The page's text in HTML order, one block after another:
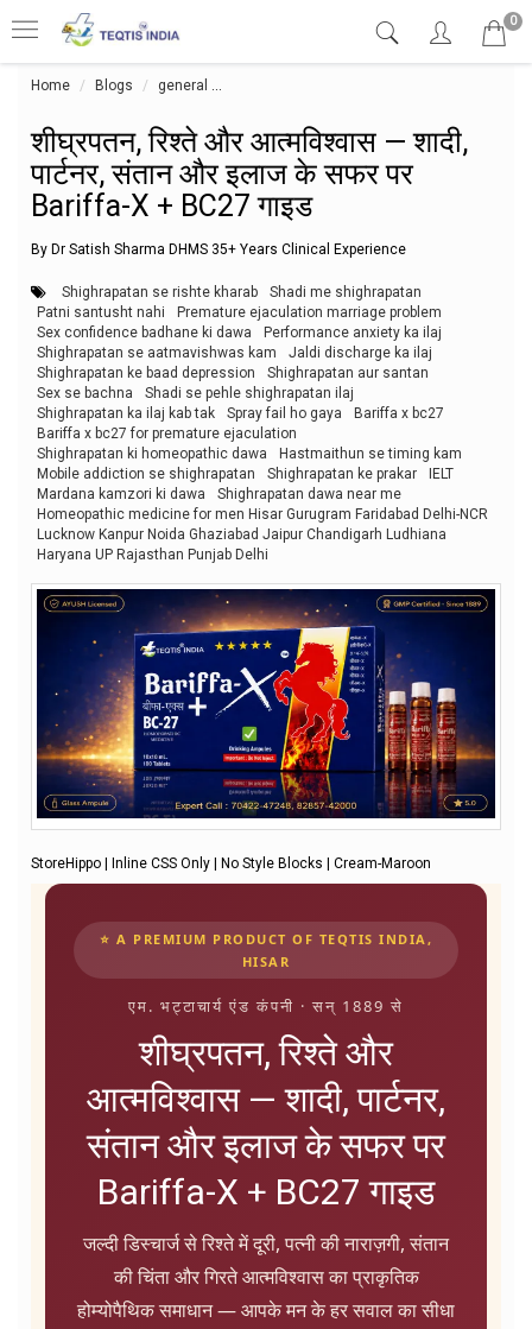
0
Home Blogs general
शीघ्रपतन, रिश्ते और आत्मविश्वास — शादी,
पार्टनर, संतान और इलाज के सफर पर
Bariffa-X + BC27 गाइड
By Dr Satish Sharma DHMS 35+ Years Clinical Experience
Shighrapatan se rishte kharab
Shadi me shighrapatan
Patni santusht nahi
Premature ejaculation marriage problem
Sex confidence badhane ki dawa
Performance anxiety ka ilaj
Shighrapatan se aatmavishwas kam
Jaldi discharge ka ilaj
Shighrapatan ke baad depression
Shighrapatan aur santan
Sex se bachna
Shadi se pehle shighrapatan ilaj
Shighrapatan ka ilaj kab tak
Spray fail ho gaya
Bariffa x bc27
Bariffa x bc27 for premature ejaculation
Shighrapatan ki homeopathic dawa
Hastmaithun se timing kam
Mobile addiction se shighrapatan
Shighrapatan ke prakar
IELT
Mardana kamzori ki dawa
Shighrapatan dawa near me
Homeopathic medicine for men Hisar Gurugram Faridabad Delhi-NCR
Lucknow Kanpur Noida Ghaziabad Jaipur Chandigarh Ludhiana
Haryana UP Rajasthan Punjab Delhi
StoreHippo | Inline CSS Only | No Style Blocks | Cream-Maroon
⭐ A PREMIUM PRODUCT OF TEQTIS INDIA,
HISAR
एम. भट्टाचार्य एंड कंपनी · सन् 1889 से
शीघ्रपतन, रिश्ते और
आत्मविश्वास — शादी, पार्टनर,
संतान और इलाज के सफर पर
Bariffa-X + BC27 गाइड
जल्दी डिस्चार्ज से रिश्ते में दूरी, पत्नी की नाराज़गी, संतान
की चिंता और गिरते आत्मविश्वास का प्राकृतिक
होम्योपैथिक समाधान — आपके मन के हर सवाल का सीधा